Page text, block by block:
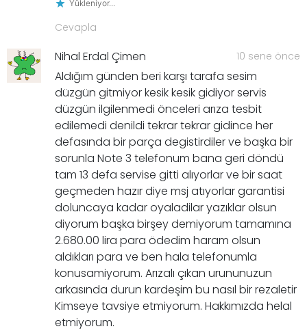
Yükleniyor...
Cevapla
Nihal Erdal Çimen 10 sene önce
Aldığım günden beri karşı tarafa sesim
düzgün gitmiyor kesik kesik gidiyor servis
düzgün ilgilenmedi önceleri arıza tesbit
edilemedi denildi tekrar tekrar gidince her
defasında bir parça degistirdiler ve başka bir
sorunla Note 3 telefonum bana geri döndü
tam 13 defa servise gitti alıyorlar ve bir saat
geçmeden hazır diye msj atıyorlar garantisi
doluncaya kadar oyaladilar yazıklar olsun
diyorum başka birşey demiyorum tamamına
2.680.00 lira para ödedim haram olsun
aldıkları para ve ben hala telefonumla
konusamiyorum. Arızalı çıkan urununuzun
arkasında durun kardeşim bu nasıl bir rezaletir
Kimseye tavsiye etmiyorum. Hakkımızda helal
etmiyorum.